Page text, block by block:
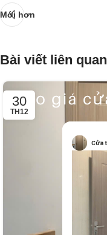
Mới hơn
Bài viết liên quan
30
TH12